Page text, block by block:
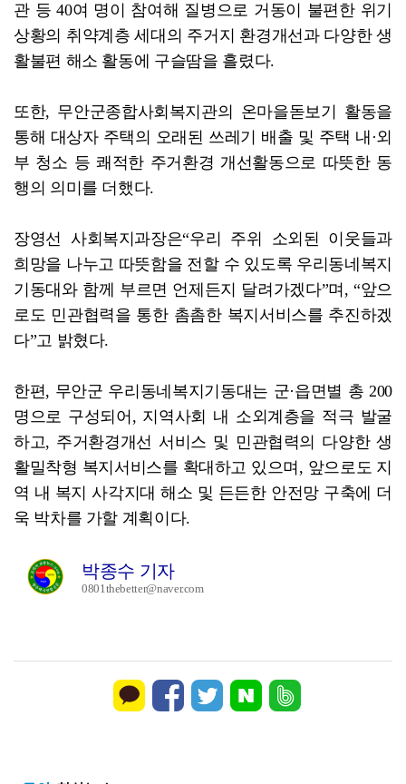
관 등 40여 명이 참여해 질병으로 거동이 불편한 위기
상황의 취약계층 세대의 주거지 환경개선과 다양한 생
활불편 해소 활동에 구슬땀을 흘렸다.
또한, 무안군종합사회복지관의 온마을돋보기 활동을
통해 대상자 주택의 오래된 쓰레기 배출 및 주택 내·외
부 청소 등 쾌적한 주거환경 개선활동으로 따뜻한 동
행의 의미를 더했다.
장영선 사회복지과장은“우리 주위 소외된 이웃들과
희망을 나누고 따뜻함을 전할 수 있도록 우리동네복지
기동대와 함께 부르면 언제든지 달려가겠다”며, “앞으
로도 민관협력을 통한 촘촘한 복지서비스를 추진하겠
다”고 밝혔다.
한편, 무안군 우리동네복지기동대는 군·읍면별 총 200
명으로 구성되어, 지역사회 내 소외계층을 적극 발굴
하고, 주거환경개선 서비스 및 민관협력의 다양한 생
활밀착형 복지서비스를 확대하고 있으며, 앞으로도 지
역 내 복지 사각지대 해소 및 든든한 안전망 구축에 더
욱 박차를 가할 계획이다.
박종수 기자
0801thebetter@naver.com